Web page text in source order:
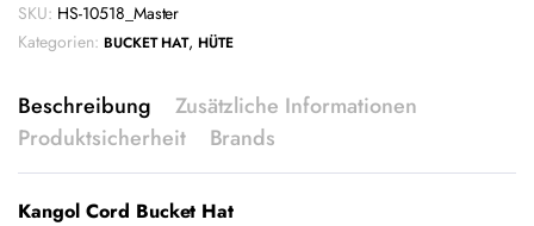
SKU: HS-10518_Master
Kategorien: BUCKET HAT, HÜTE
Beschreibung
Zusätzliche Informationen
Produktsicherheit
Brands
Kangol Cord Bucket Hat